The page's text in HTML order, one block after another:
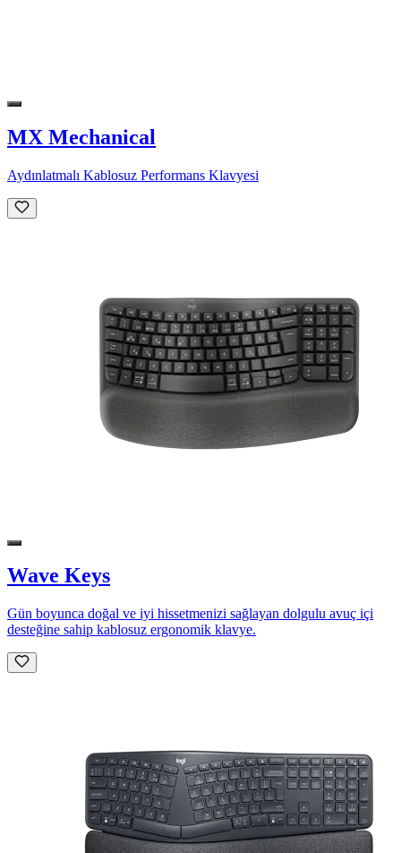
MX Mechanical
Aydınlatmalı Kablosuz Performans Klavyesi
Wave Keys
Gün boyunca doğal ve iyi hissetmenizi sağlayan dolgulu avuç içi
desteğine sahip kablosuz ergonomik klavye.